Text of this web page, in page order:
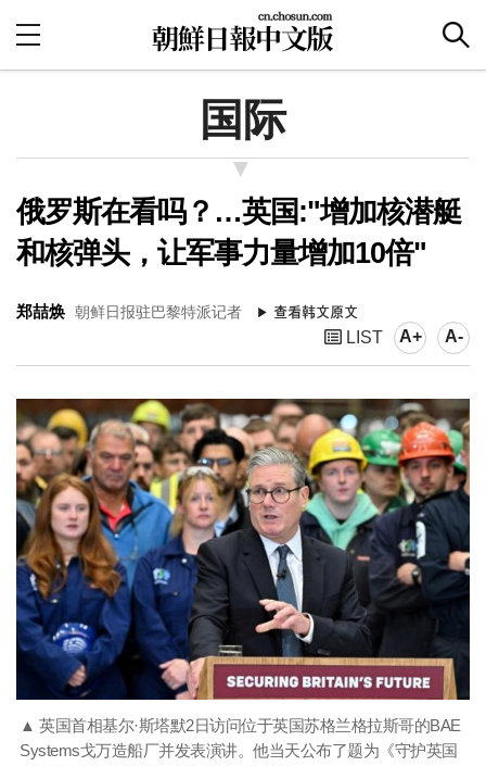
国际
俄罗斯在看吗？…英国:"增加核潜艇
和核弹头，让军事力量增加10倍"
郑喆焕 朝鲜日报驻巴黎特派记者
LIST A+ A-
▲ 英国首相基尔·斯塔默2日访问位于英国苏格兰格拉斯哥的BAE
Systems戈万造船厂并发表演讲。他当天公布了题为《守护英国